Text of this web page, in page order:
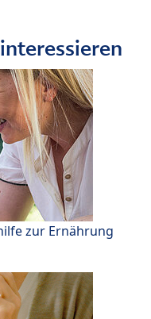
zur Ernährung